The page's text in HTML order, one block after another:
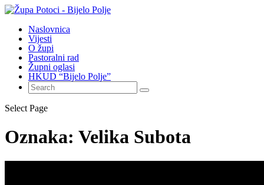
Naslovnica
Vijesti
O župi
Pastoralni rad
Župni oglasi
HKUD “Bijelo Polje”
Select Page
Oznaka: Velika Subota